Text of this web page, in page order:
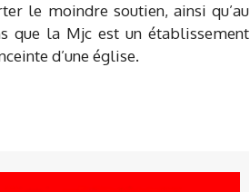
le moindre soutien, ainsi qu’au
que la Mjc est un établissement
d’une église.